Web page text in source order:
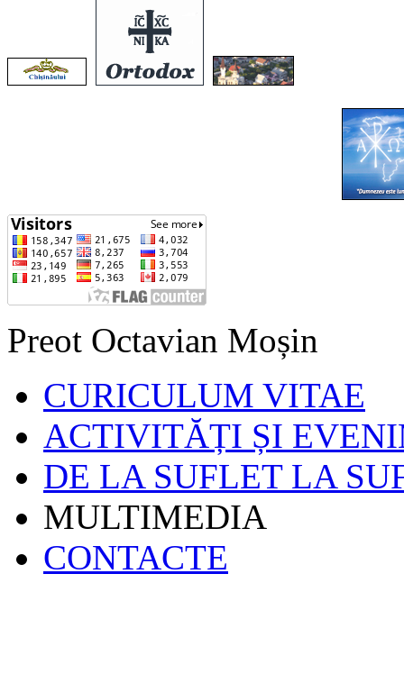
Preot Octavian Moșin
CURICULUM VITAE
ACTIVITĂȚI ȘI
DE LA SUFLET LA
MULTIMEDIA
CONTACTE